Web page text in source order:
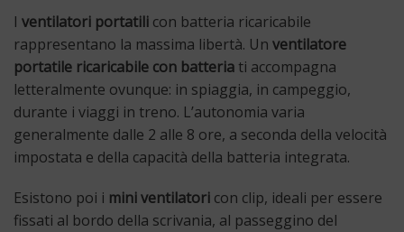
I ventilatori portatili con batteria ricaricabile
rappresentano la massima libertà. Un ventilatore
portatile ricaricabile con batteria ti accompagna
letteralmente ovunque: in spiaggia, in campeggio,
durante i viaggi in treno. L’autonomia varia
generalmente dalle 2 alle 8 ore, a seconda della velocità
impostata e della capacità della batteria integrata.
Esistono poi i mini ventilatori con clip, ideali per essere
fissati al bordo della scrivania, al passeggino del